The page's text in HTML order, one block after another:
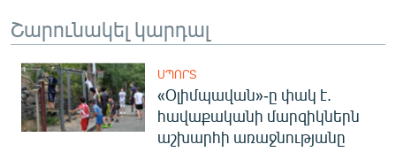
ՀԵՏԵՎԵՔ ՄԵԶ
«Ազատության» բոլոր կայքերը
Շարունակել կարդալ
ՍՊՈՐՏ
«Օլիմպավան»-ը փակ է.
հավաքականի մարզիկներն
աշխարհի առաջնությանը